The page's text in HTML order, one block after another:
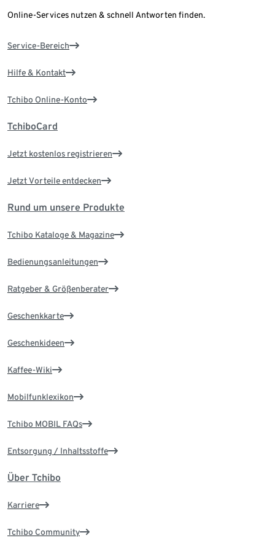
Online-Services nutzen & schnell Antworten finden.
Service-Bereich
Hilfe & Kontakt
Tchibo Online-Konto
TchiboCard
Jetzt kostenlos registrieren
Jetzt Vorteile entdecken
Rund um unsere Produkte
Tchibo Kataloge & Magazine
Bedienungsanleitungen
Ratgeber & Größenberater
Geschenkkarte
Geschenkideen
Kaffee-Wiki
Mobilfunklexikon
Tchibo MOBIL FAQs
Entsorgung / Inhaltsstoffe
Über Tchibo
Karriere
Tchibo Community